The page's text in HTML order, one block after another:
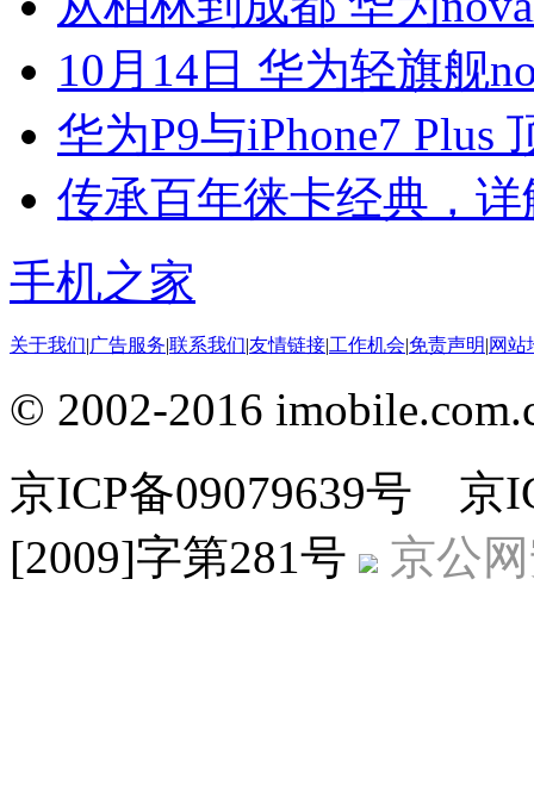
10月14日 华为轻旗舰
华为P9与iPhone7 Plus
传承百年徕卡经典，
手机之家
关于我们|广告服务|联系我们|友情链接|工作机会|免责声明|网站
© 2002-2016
京ICP备09079639号 京
[2009]字第281号
京公